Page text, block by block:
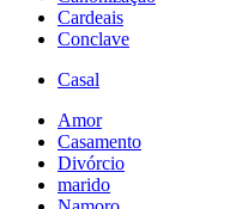
Cardeais
Conclave
Casal
Amor
Casamento
Divórcio
marido